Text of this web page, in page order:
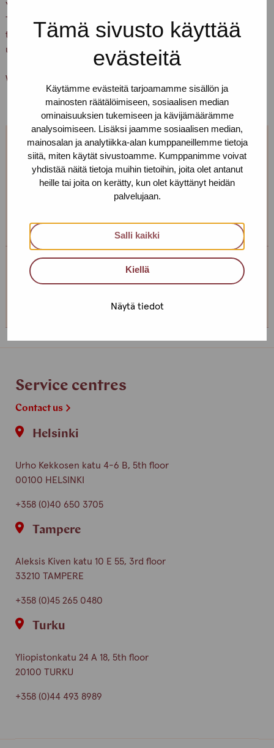
Tämä sivusto käyttää
evästeitä
Käytämme evästeitä tarjoamamme sisällön ja
mainosten räätälöimiseen, sosiaalisen median
ominaisuuksien tukemiseen ja kävijämäärämme
analysoimiseen. Lisäksi jaamme sosiaalisen median,
mainosalan ja analytiikka-alan kumppaneillemme tietoja
siitä, miten käytät sivustoamme. Kumppanimme voivat
yhdistää näitä tietoja muihin tietoihin, joita olet antanut
heille tai joita on kerätty, kun olet käyttänyt heidän
palvelujaan.
Salli kaikki
Kiellä
Näytä tiedot
You can find our office on Yliopistonkatu 24 A 18, 5th floor.
There is a buzzer downstairs. Press the button “Pro-
tukipiste” and wait, we’ll let you in. If you can’t find us, call
us!
Welcome!
Can't come on Tuesdays?
We are open every weekday. You can make
appointment, just call or text us! We can also meet
Service centre Turku
Service centres
Contact us
Helsinki
Urho Kekkosen katu 4-6 B, 5th floor
00100 HELSINKI
+358 (0)40 650 3705
Tampere
Aleksis Kiven katu 10 E 55, 3rd floor
33210 TAMPERE
+358 (0)45 265 0480
Turku
Yliopistonkatu 24 A 18, 5th floor
20100 TURKU
+358 (0)44 493 8989